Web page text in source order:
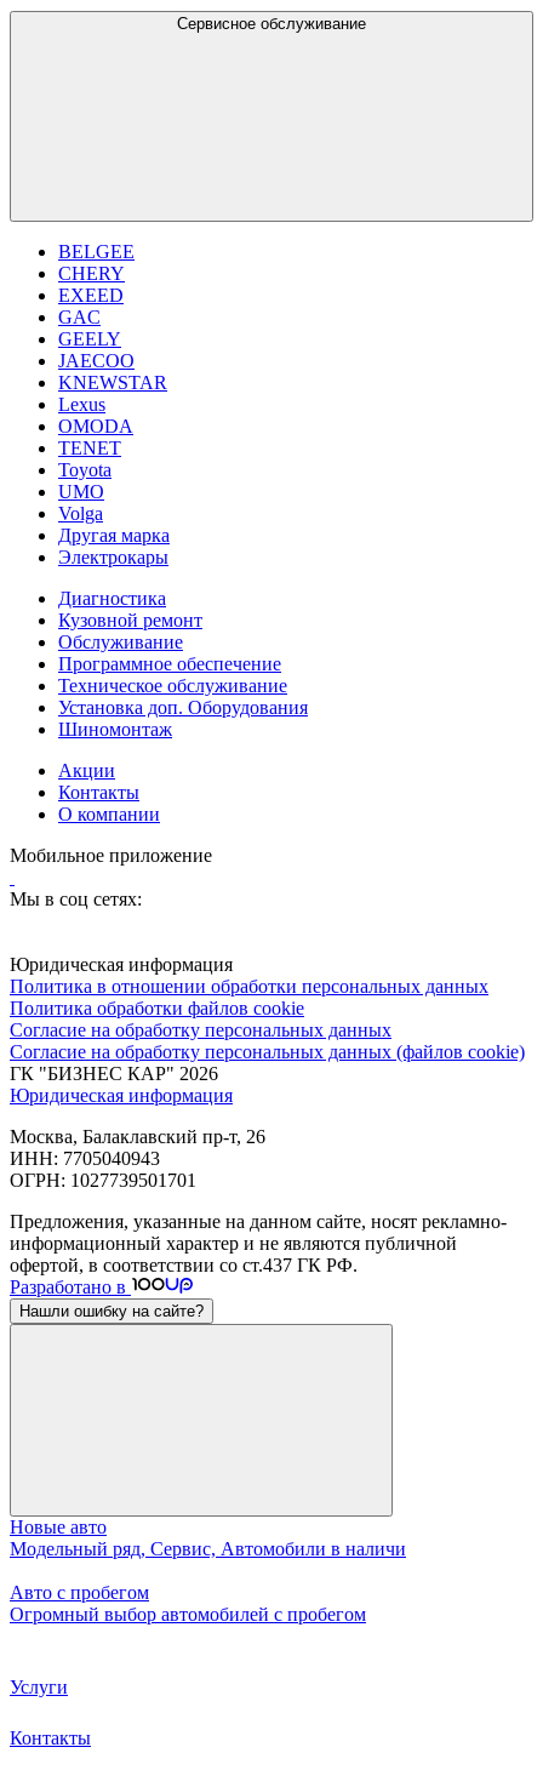
Сервисное обслуживание
BELGEE
CHERY
EXEED
GAC
GEELY
JAECOO
KNEWSTAR
Lexus
OMODA
TENET
Toyota
UMO
Volga
Другая марка
Электрокары
Диагностика
Кузовной ремонт
Обслуживание
Программное обеспечение
Техническое обслуживание
Установка доп. Оборудования
Шиномонтаж
Акции
Контакты
О компании
Мобильное приложение
Мы в соц сетях:
Юридическая информация
Политика в отношении обработки персональных данных
Политика обработки файлов cookie
Согласие на обработку персональных данных
Согласие на обработку персональных данных (файлов cookie)
ГК "БИЗНЕС КАР" 2026
Юридическая информация
Москва, Балаклавский пр-т, 26
ИНН: 7705040943
ОГРН: 1027739501701
Предложения, указанные на данном сайте, носят рекламно-
информационный характер и не являются публичной
офертой, в соответствии со ст.437 ГК РФ.
Разработано в
Нашли ошибку на сайте?
Новые авто
Модельный ряд, Сервис, Автомобили в наличи
Авто с пробегом
Огромный выбор автомобилей с пробегом
Услуги
Контакты